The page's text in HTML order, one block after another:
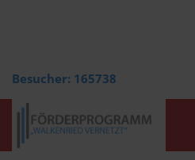
Besucher: 165738